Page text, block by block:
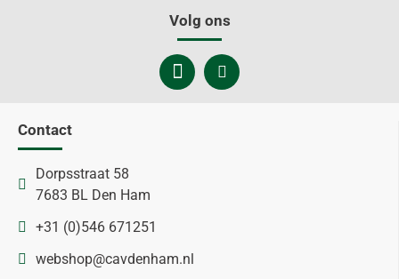
Volg ons
Contact
Dorpsstraat 58
7683 BL Den Ham
+31 (0)546 671251
webshop@cavdenham.nl